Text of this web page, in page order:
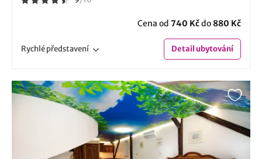
Cena od 740 Kčdo 880 Kč
Rychlépředstavení Detailubytování